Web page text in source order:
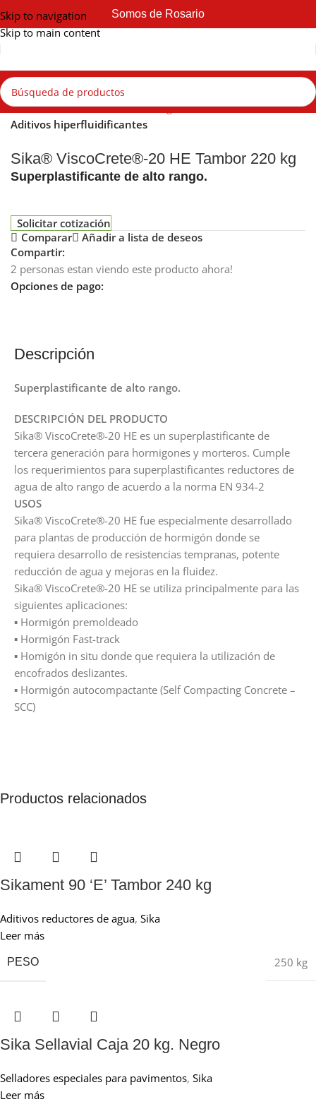
Skip to navigation
Skip to main content
Somos de Rosario
Inicio Sika Produción del Hormigón
Aditivos hiperfluidificantes
Sika® ViscoCrete®-20 HE Tambor 220 kg
Superplastificante de alto rango.
Solicitar cotización
Comparar
Añadir a lista de deseos
Compartir:
2 personas estan viendo este producto ahora!
Opciones de pago:
Descripción
Superplastificante de alto rango.
DESCRIPCIÓN DEL PRODUCTO
Sika® ViscoCrete®-20 HE es un superplastificante de
tercera generación para hormigones y morteros. Cumple
los requerimientos para superplastificantes reductores de
agua de alto rango de acuerdo a la norma EN 934-2
USOS
Sika® ViscoCrete®-20 HE fue especialmente desarrollado
para plantas de producción de hormigón donde se
requiera desarrollo de resistencias tempranas, potente
reducción de agua y mejoras en la fluidez.
Sika® ViscoCrete®-20 HE se utiliza principalmente para las
siguientes aplicaciones:
▪ Hormigón premoldeado
▪ Hormigón Fast-track
▪ Homigón in situ donde que requiera la utilización de
encofrados deslizantes.
▪ Hormigón autocompactante (Self Compacting Concrete –
SCC)
Productos relacionados
Sikament 90 ‘E’ Tambor 240 kg
Aditivos reductores de agua, Sika
Leer más
PESO 250 kg
Sika Sellavial Caja 20 kg. Negro
Selladores especiales para pavimentos, Sika
Leer más